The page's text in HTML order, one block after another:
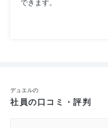
できます。
デュエルの
社員の口コミ・評判